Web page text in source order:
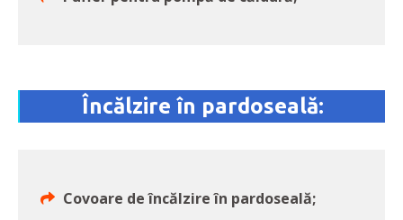
Încălzire în pardoseală:
Covoare de încălzire în pardoseală;